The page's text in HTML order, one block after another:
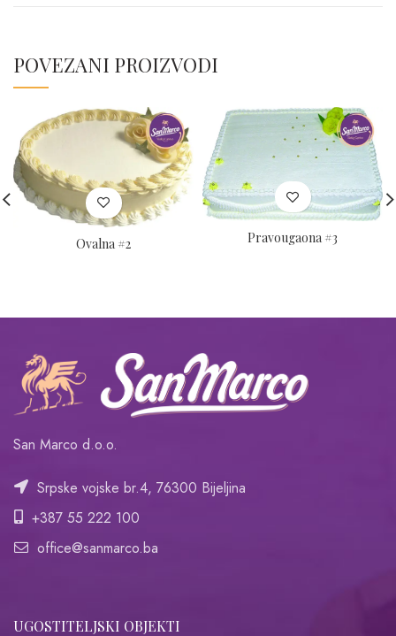
POVEZANI PROIZVODI
Ovalna #2 Pravougaona #3
San Marco d.o.o.
Srpske vojske br.4, 76300 Bijeljina
+387 55 222 100
office@sanmarco.ba
UGOSTITELJSKI OBJEKTI